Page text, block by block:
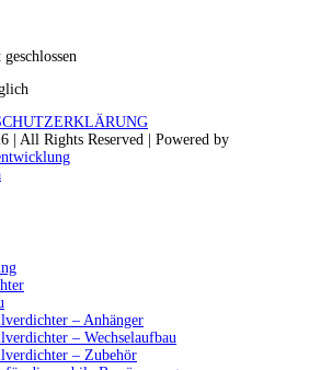
| All Rights Reserved | Powered by
– Anhänger
– Wechselaufbau
– Zubehör